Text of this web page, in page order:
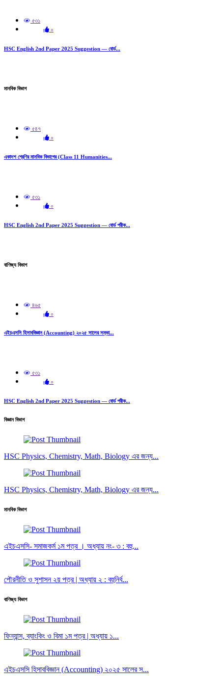
৫৩১
০
HSC English 2nd Paper 2025 Suggestion — বোর্ড...
মানবিক বিভাগ
৫৪৭
০
একাদশ শ্রেণির মানবিক বিভাগের (Class 11 Humanities...
৫৩১
০
HSC English 2nd Paper 2025 Suggestion — বোর্ড পরীক...
বাণিজ্য বিভাগ
৪৬৫
০
এইচএসসি হিসাববিজ্ঞান (Accounting) ২০২৫ সালের সম্ভা...
৫৩১
০
HSC English 2nd Paper 2025 Suggestion — বোর্ড পরীক...
বিজ্ঞান বিভাগ
HSC Physics, Chemistry, Math, Biology এর জন্য...
HSC Physics, Chemistry, Math, Biology এর জন্য...
মানবিক বিভাগ
এইচএসসি- সমাজকর্ম ১ম পত্র । অধ্যায় নং- ৩ : বহু...
পৌরনীতি ও সুশাসন ২য় পত্র | অধ্যায় ২ : বহুনির্ব...
বাণিজ্য বিভাগ
ফিন্যান্স, ব্যাংকিং ও বিমা ১ম পত্র | অধ্যায় ১...
এইচএসসি হিসাববিজ্ঞান (Accounting) ২০২৫ সালের স...